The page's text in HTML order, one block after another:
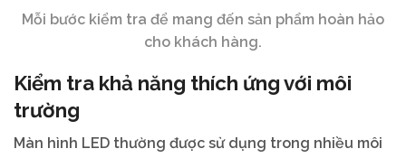
Mỗi bước kiểm tra để mang đến sản phẩm hoàn hảo
cho khách hàng.
Kiểm tra khả năng thích ứng với môi
trường
Màn hình LED thường được sử dụng trong nhiều môi